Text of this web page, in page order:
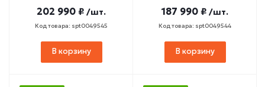
202 990 ₽ /шт.
Код товара: spt0049545
В корзину
187 990 ₽ /шт.
Код товара: spt0049544
В корзину